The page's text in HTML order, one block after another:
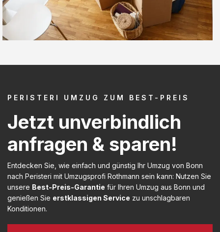
PERISTERI UMZUG ZUM BEST-PREIS
Jetzt unverbindlich
anfragen & sparen!
Entdecken Sie, wie einfach und günstig Ihr Umzug von Bonn
nach Peristeri mit Umzugsprofi Rothmann sein kann: Nutzen Sie
unsere Best-Preis-Garantie für Ihren Umzug aus Bonn und
genießen Sie erstklassigen Service zu unschlagbaren
Konditionen.